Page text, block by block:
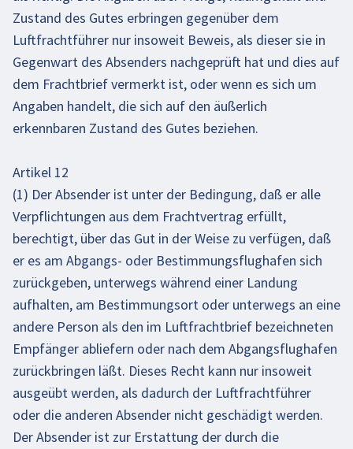
Zustand des Gutes erbringen gegenüber dem
Luftfrachtführer nur insoweit Beweis, als dieser sie in
Gegenwart des Absenders nachgeprüft hat und dies auf
dem Frachtbrief vermerkt ist, oder wenn es sich um
Angaben handelt, die sich auf den äußerlich
erkennbaren Zustand des Gutes beziehen.
Artikel 12
(1) Der Absender ist unter der Bedingung, daß er alle
Verpflichtungen aus dem Frachtvertrag erfüllt,
berechtigt, über das Gut in der Weise zu verfügen, daß
er es am Abgangs- oder Bestimmungsflughafen sich
zurückgeben, unterwegs während einer Landung
aufhalten, am Bestimmungsort oder unterwegs an eine
andere Person als den im Luftfrachtbrief bezeichneten
Empfänger abliefern oder nach dem Abgangsflughafen
zurückbringen läßt. Dieses Recht kann nur insoweit
ausgeübt werden, als dadurch der Luftfrachtführer
oder die anderen Absender nicht geschädigt werden.
Der Absender ist zur Erstattung der durch die